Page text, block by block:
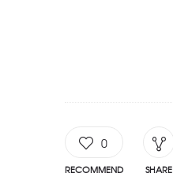
0
RECOMMEND SHARE